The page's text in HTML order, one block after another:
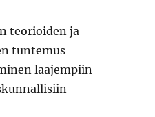
teorioiden ja
tuntemus
laajempiin